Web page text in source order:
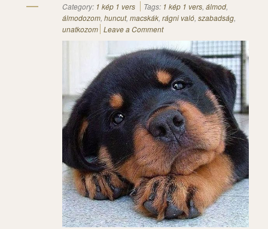
Category: 1 kép 1 vers Tags: 1 kép 1 vers, álmod,
álmodozom, huncut, macskák, rágni való, szabadság,
unatkozom Leave a Comment